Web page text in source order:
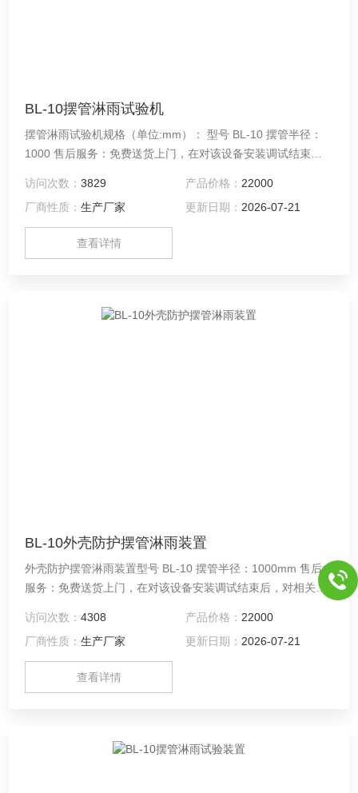
BL-10摆管淋雨试验机
摆管淋雨试验机规格（单位:mm）： 型号 BL-10 摆管半径：
1000 售后服务：免费送货上门，在对该设备安装调试结束
操作为止。产品免费保修一年，终身提供。
访问次数：3829 产品价格： 22000
厂商性质：生产厂家 更新日期： 2026-07-21
查看详情
BL-10外壳防护摆管淋雨装置
外壳防护摆管淋雨装置型号 BL-10 摆管半径：1000mm 售后
服务：免费送货上门，在对该设备安装调试结束后，对相关操
品免费保修一年，终身提供。
访问次数：4308 产品价格： 22000
厂商性质：生产厂家 更新日期： 2026-07-21
查看详情